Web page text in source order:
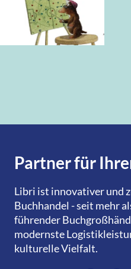
Partner für
Libri ist innovativer und
Buchhandel - seit mehr
führender
modernste
kulturelle Vielfalt.